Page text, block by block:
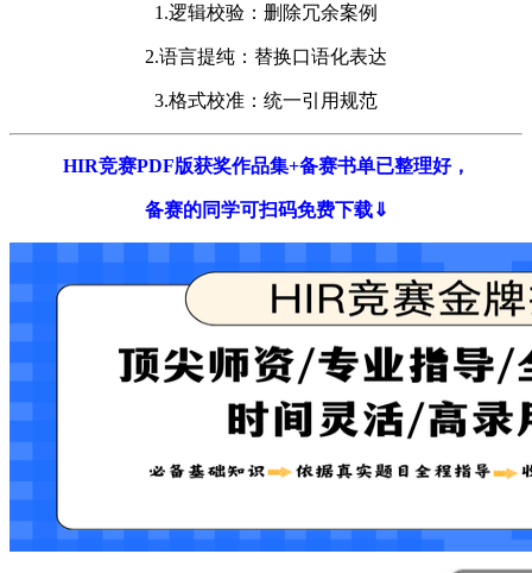
1.逻辑校验：删除冗余案例
2.语言提纯：替换口语化表达
3.格式校准：统一引用规范
HIR竞赛PDF版获奖作品集+备赛书单已整理好，
备赛的同学可扫码免费下载⇓